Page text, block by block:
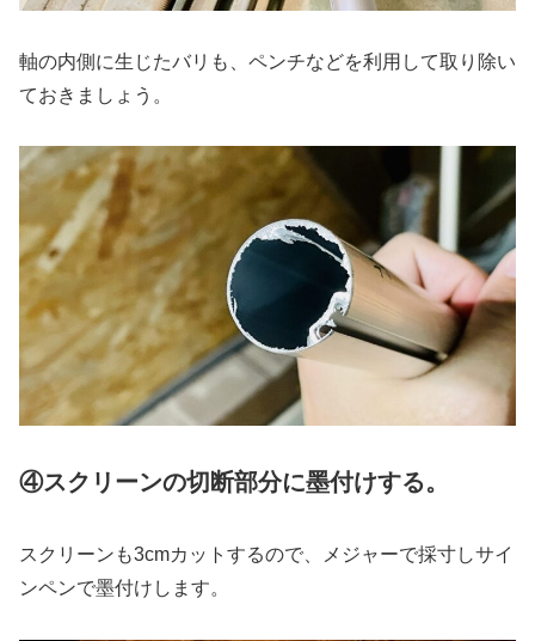
軸の内側に生じたバリも、ペンチなどを利用して取り除い
ておきましょう。
④スクリーンの切断部分に墨付けする。
スクリーンも3cmカットするので、メジャーで採寸しサイ
ンペンで墨付けします。